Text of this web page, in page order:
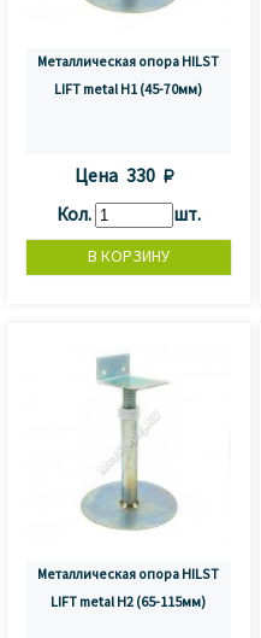
Металлическая опора HILST
LIFT metal H1 (45-70мм)
Цена 330 
Кол.
шт.
Металлическая опора HILST
LIFT metal H2 (65-115мм)